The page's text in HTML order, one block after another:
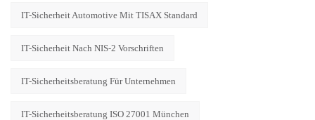
IT-Sicherheit Automotive Mit TISAX Standard
IT-Sicherheit Nach NIS-2 Vorschriften
IT-Sicherheitsberatung Für Unternehmen
IT-Sicherheitsberatung ISO 27001 München